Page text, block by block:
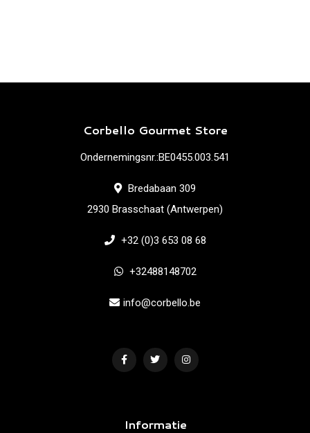
Corbello Gourmet Store
Ondernemingsnr.:BE0455.003.541
Bredabaan 309
2930 Brasschaat (Antwerpen)
+32 (0)3 653 08 68
+32488148702
info@corbello.be
Informatie